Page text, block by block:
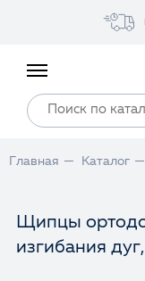
Главная Каталог
Щипцы
изгибания